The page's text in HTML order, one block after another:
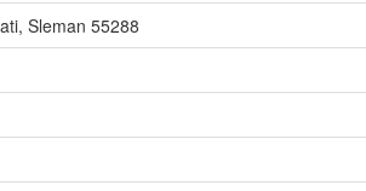
Sleman 55288